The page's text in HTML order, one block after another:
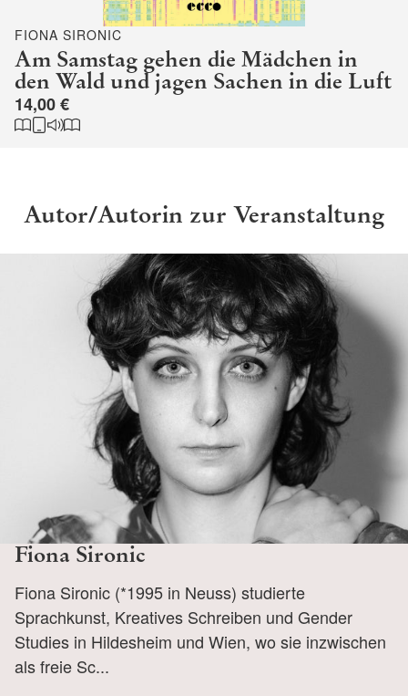
FIONA SIRONIC
Am Samstag gehen die Mädchen in
den Wald und jagen Sachen in die Luft
14,00 €
Autor/Autorin zur Veranstaltung
Fiona Sironic
Fiona Sironic (*1995 in Neuss) studierte
Sprachkunst, Kreatives Schreiben und Gender
Studies in Hildesheim und Wien, wo sie inzwischen
als freie Sc...